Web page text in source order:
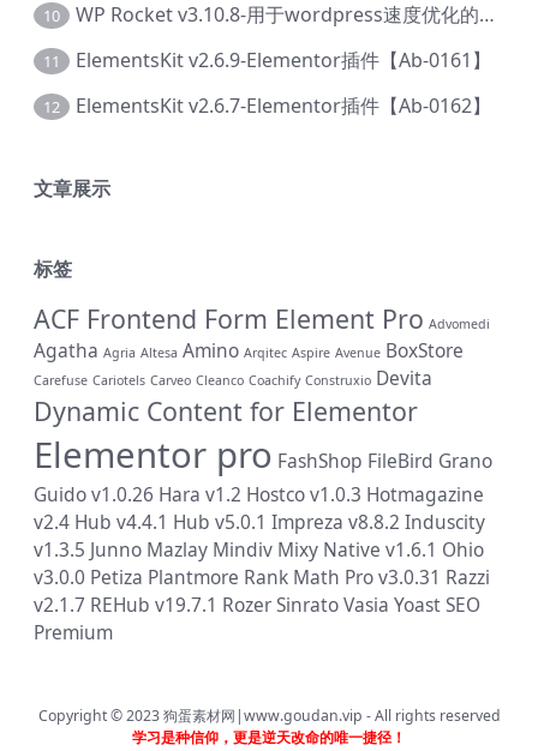
10 WP Rocket v3.10.8-用于wordpress速度优化的缓存加速插件【Cd-0019】
11 ElementsKit v2.6.9-Elementor插件【Ab-0161】
12 ElementsKit v2.6.7-Elementor插件【Ab-0162】
文章展示
标签
ACF Frontend Form Element Pro Advomedi
Agatha Agria Altesa Amino Arqitec Aspire Avenue BoxStore
Carefuse Cariotels Carveo Cleanco Coachify Construxio Devita
Dynamic Content for Elementor
Elementor pro FashShop FileBird Grano
Guido v1.0.26 Hara v1.2 Hostco v1.0.3 Hotmagazine
v2.4 Hub v4.4.1 Hub v5.0.1 Impreza v8.8.2 Induscity
v1.3.5 Junno Mazlay Mindiv Mixy Native v1.6.1 Ohio
v3.0.0 Petiza Plantmore Rank Math Pro v3.0.31 Razzi
v2.1.7 REHub v19.7.1 RozerSinratoVasia Yoast SEO
Premium
Copyright © 2023狗蛋素材网|www.goudan.vip - All rights reserved
学习是种信仰，更是逆天改命的唯一捷径！